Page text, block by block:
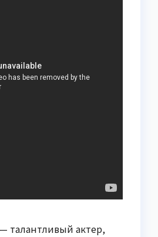
талантливый актер,